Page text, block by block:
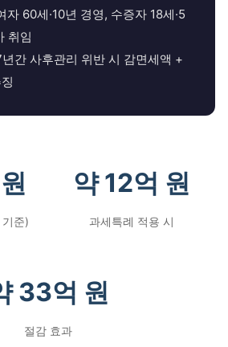
자 60세·10년 경영, 수증자 18세·5
취임
간 사후관리 위반 시 감면세액 +
준)
약 12억 원
과세특례 적용 시
33억 원
절감 효과